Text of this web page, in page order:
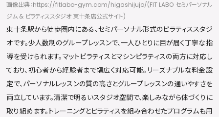
画像出典：https://fitlabo-gym.com/higashijujo/(FIT LABO セミパーソナル
ジム & ピラティススタジオ 東十条店公式サイト)
東十条駅から徒歩圏内にある、セミパーソナル形式のピラティススタジ
オです。少人数制のグループレッスンで、一人ひとりに目が届く丁寧な指
導を受けられます。マットピラティスとマシンピラティスの両方に対応し
ており、初心者から経験者まで幅広く対応可能。リーズナブルな料金設
定で、パーソナルレッスンの質の高さとグループレッスンの通いやすさを
両立しています。清潔で明るいスタジオ空間で、楽しみながら体づくりに
取り組めます。トレーニングとピラティスを組み合わせたプログラムも用